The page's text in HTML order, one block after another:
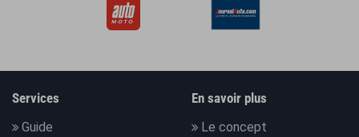
Services
Guide
En savoir plus
Le concept